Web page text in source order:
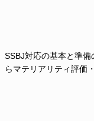
SSBJ対応の基本と準
らマテリアリティ評価